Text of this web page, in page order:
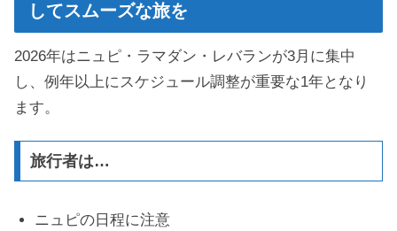
してスムーズな旅を
2026年はニュピ・ラマダン・レバランが3月に集中
し、例年以上にスケジュール調整が重要な1年となり
ます。
旅行者は…
ニュピの日程に注意